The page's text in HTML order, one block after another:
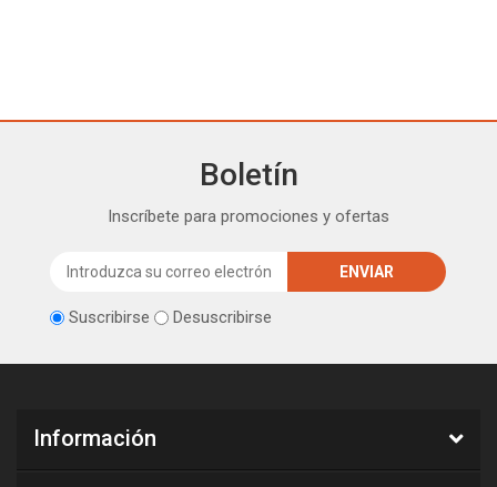
Boletín
Inscríbete para promociones y ofertas
Suscribirse Desuscribirse
Información